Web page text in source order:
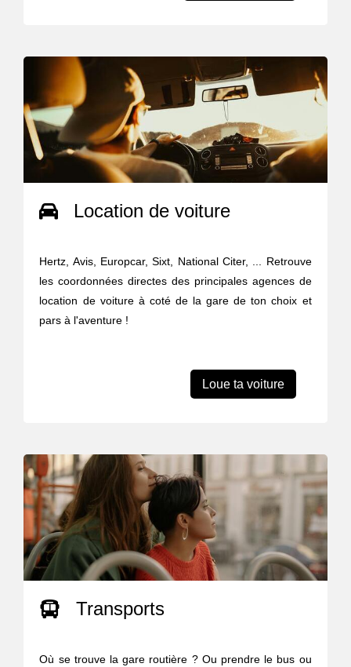
Location de voiture
Hertz, Avis, Europcar, Sixt, National Citer, ... Retrouve
les coordonnées directes des principales agences de
location de voiture à coté de la gare de ton choix et
pars à l'aventure !
Loue ta voiture
Transports
Où se trouve la gare routière ? Ou prendre le bus ou